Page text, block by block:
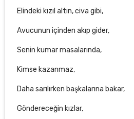
Elindeki kızıl altın, civa gibi,
Avucunun içinden akıp gider,
Senin kumar masalarında,
Kimse kazanmaz,
Daha sarılırken başkalarına bakar,
Göndereceğin kızlar,